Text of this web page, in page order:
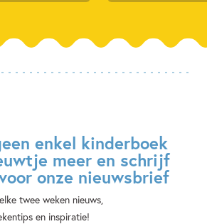
enkel kinderboek
meer en schrijf
onze nieuwsbrief
twee weken nieuws,
en inspiratie!